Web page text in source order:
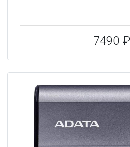
7490 ₽